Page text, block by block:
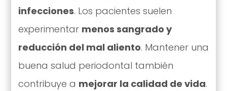
infecciones. Los pacientes suelen
experimentar menos sangrado y
reducción del mal aliento. Mantener una
buena salud periodontal también
contribuye a mejorar la calidad de vida.